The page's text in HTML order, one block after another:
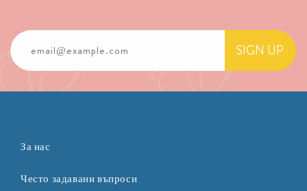
email@example.com SIGN UP
За нас
Често задавани въпроси